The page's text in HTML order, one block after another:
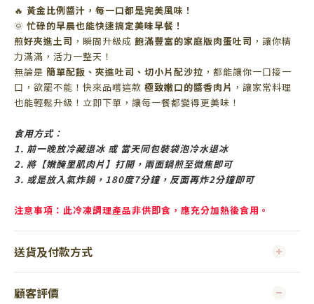
🔥 黃金比例醬汁，每一口都是完美風味！
🌞 忙碌的早晨也能快速搞定美味早餐！
煎好夾進土司 ，瞬間升級成 飽滿豐富的家庭版肉蛋吐司 ，讓你精
力滿滿，活力一整天！
無論是 簡單配飯、夾進吐司、切小片配沙拉 ，都能讓你一口接一
口，欲罷不能！快來品嚐這款 極致嫩口的醬香肉片 ，讓家常料理
也能輕鬆升級！立即下單，讓每一餐都變得更美味！
食用方式：
1. 前一晚放冷藏退冰 或 當天同包裝袋泡冷水退冰
2. 將【嫩醃里肌肉片】打開，兩面鍋煎至微焦即可
3. 或是放入氣炸鍋，180度7分鐘，反面再炸2分鐘即可
注意事項：此冷凍調理產品非供即食，應充分加熱後食用。
送貨及付款方式
顧客評價